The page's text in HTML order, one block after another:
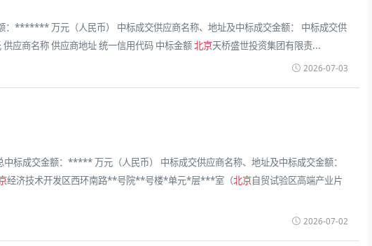
：******* 万元（人民币） 中标成交供应商名称、地址及中标成交金额： 中标成交供
商名称 供应商地址 统一信用代码 中标金额北京天桥盛世投资集团有限责...
2026-07-03
标成交金额：***** 万元（人民币） 中标成交供应商名称、地址及中标成交金额：
经济技术开发区西环南路**号院**号楼*单元*层***室（北京自贸试验区高端产业片
2026-07-02